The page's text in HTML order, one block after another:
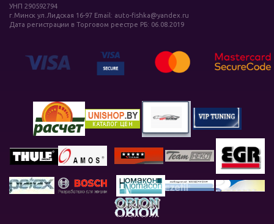
УНП 290592794
г.Минск ул.Лидская 16-97 Email: auto-fishka@yandex.ru
Дата регистрации в Торговом реестре РБ: 06.08.2019